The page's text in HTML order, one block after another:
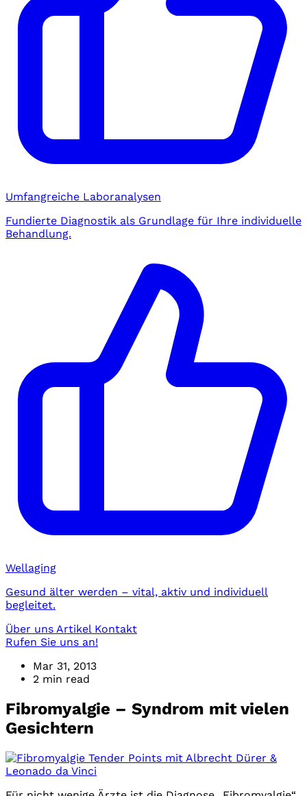
Umfangreiche Laboranalysen
Fundierte Diagnostik als Grundlage für Ihre individuelle
Behandlung.
Wellaging
Gesund älter werden – vital, aktiv und individuell
begleitet.
Über uns Artikel Kontakt
Rufen Sie uns an!
Mar 31, 2013
2 min read
Fibromyalgie – Syndrom mit vielen
Gesichtern